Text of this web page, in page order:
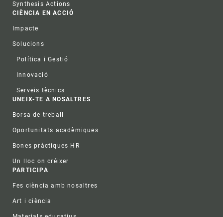
Synthesis Actions
CIÈNCIA EN ACCIÓ
Impacte
Solucions
Política i Gestió
Innovació
Serveis tècnics
UNEIX-TE A NOSALTRES
Borsa de treball
Oportunitats acadèmiques
Bones pràctiques HR
Un lloc on créixer
PARTICIPA
Fes ciència amb nosaltres
Art i ciència